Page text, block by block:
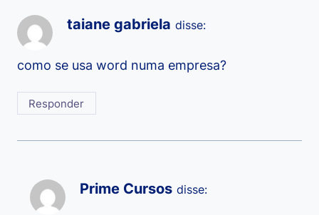
taiane gabriela disse:
como se usa word numa empresa?
Responder
Prime Cursos disse: